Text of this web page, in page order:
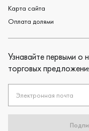
Карта сайта
Оплата долями
Узнавайте первыми о
торговых
Электронная почта